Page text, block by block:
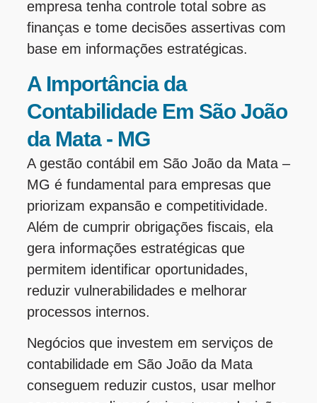
empresa tenha controle total sobre as
finanças e tome decisões assertivas com
base em informações estratégicas.
A Importância da
Contabilidade Em São João
da Mata - MG
A gestão contábil em São João da Mata –
MG é fundamental para empresas que
priorizam expansão e competitividade.
Além de cumprir obrigações fiscais, ela
gera informações estratégicas que
permitem identificar oportunidades,
reduzir vulnerabilidades e melhorar
processos internos.
Negócios que investem em serviços de
contabilidade em São João da Mata
conseguem reduzir custos, usar melhor